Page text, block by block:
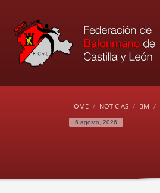
HOME NOTICIAS BM
6 agosto, 2026